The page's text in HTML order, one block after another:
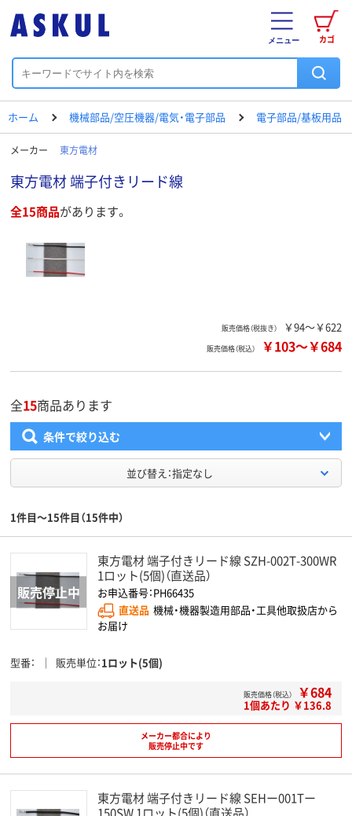
カゴ
メニュー
ホーム 機械部品/空圧機器/電気・電子部品 電子部品/基板用品
メーカー 東方電材
東方電材 端子付きリード線
全15商品があります。
販売価格（税抜き） ￥94～￥622
販売価格（税込） ￥103～￥684
全15商品あります
条件で絞り込む
並び替え：指定なし
1件目～15件目（15件中）
東方電材 端子付きリード線 SZH-002T-300WR
1ロット(5個)（直送品）
お申込番号：PH66435
直送品 機械・機器製造用部品・工具他取扱店から
お届け
型番 販売単位 1ロット(5個)
販売価格（税込） ￥684
1個あたり ￥136.8
メーカー都合により
販売停止中です
東方電材 端子付きリード線 SEHー001Tー
150SW 1ロット(5個)（直送品）